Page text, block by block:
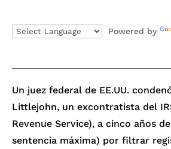
Powered by
Un juez federal de EE.UU.
Littlejohn, un excontratista del
Revenue Service), a cinco años
sentencia máxima) por filtrar